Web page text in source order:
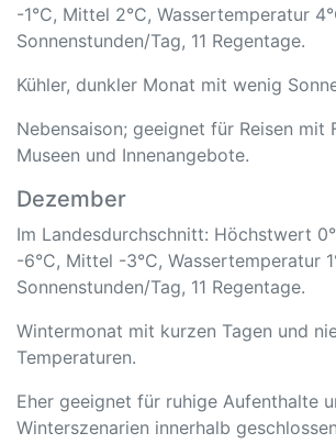
-1°C, Mittel 2°C, Wassertemperatur
Sonnenstunden/Tag, 11 Regentage.
Kühler, dunkler Monat mit wenig
Nebensaison; geeignet für Reisen mit
Museen und Innenangebote.
Dezember
Im Landesdurchschnitt: Höchstwert
-6°C, Mittel -3°C, Wassertemperatur
Sonnenstunden/Tag, 11 Regentage.
Wintermonat mit kurzen Tagen und
Temperaturen.
Eher geeignet für ruhige Aufenthalte
Winterszenarien innerhalb